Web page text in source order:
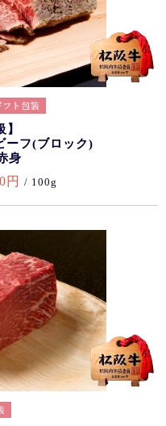
】
ーフ(ブロック)
身
円 / 100g